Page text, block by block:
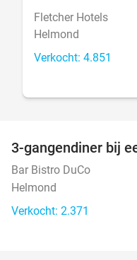
Fletcher Hotels
Helmond
Verkocht: 4.851
3-gangendiner bij
Bar Bistro DuCo
Helmond
Verkocht: 2.371